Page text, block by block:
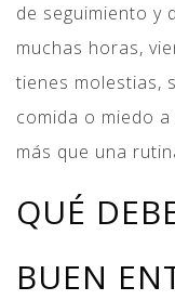
de seguimiento y
muchas horas,
tienes molestias,
comida o miedo
más que una
QUÉ
BUEN